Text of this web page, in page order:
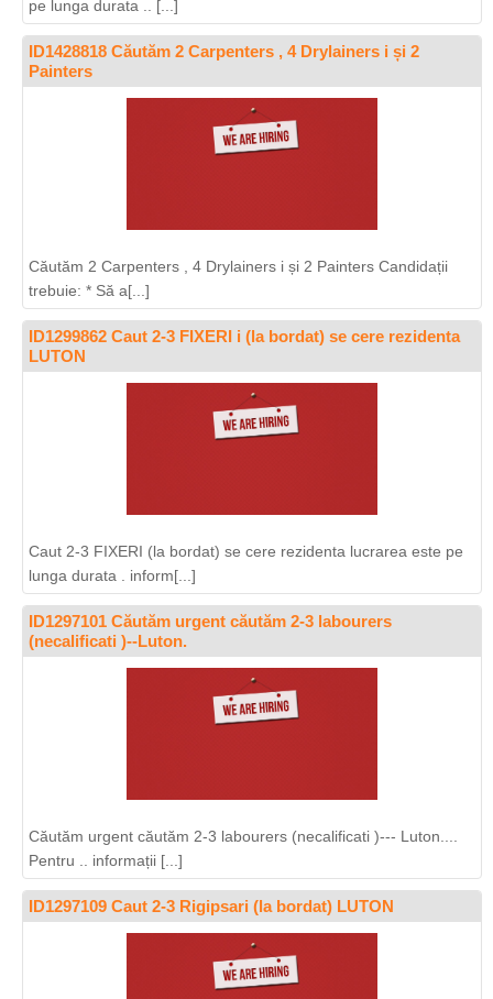
pe lunga durata .. [...]
ID1428818 Căutăm 2 Carpenters , 4 Drylainers i și 2
Painters
Căutăm 2 Carpenters , 4 Drylainers i și 2 Painters Candidații
trebuie: * Să a[...]
ID1299862 Caut 2-3 FIXERI i (la bordat) se cere rezidenta
LUTON
Caut 2-3 FIXERI (la bordat) se cere rezidenta lucrarea este pe
lunga durata . inform[...]
ID1297101 Căutăm urgent căutăm 2-3 labourers
(necalificati )--Luton.
Căutăm urgent căutăm 2-3 labourers (necalificati )--- Luton....
Pentru .. informații [...]
ID1297109 Caut 2-3 Rigipsari (la bordat) LUTON